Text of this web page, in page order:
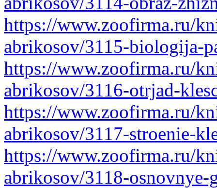
https://www.zoofirma.ru/
abrikosov/3115-biologija-
https://www.zoofirma.ru/
abrikosov/3116-otrjad-
https://www.zoofirma.ru/
abrikosov/3117-stroenie-
https://www.zoofirma.ru/
abrikosov/3118-